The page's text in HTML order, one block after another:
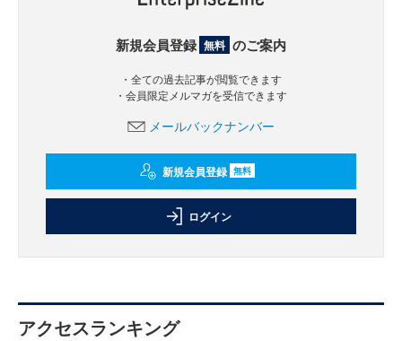
新規会員登録 無料 のご案内
・全ての過去記事が閲覧できます
・会員限定メルマガを受信できます
メールバックナンバー
新規会員登録 無料
ログイン
アクセスランキング